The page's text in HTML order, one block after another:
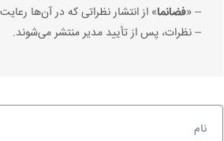
-- «فضانما» از انتشار نظراتی که در آن‌ها
-- نظرات، پس از تأیید مدیر منتشر می‌شوند.